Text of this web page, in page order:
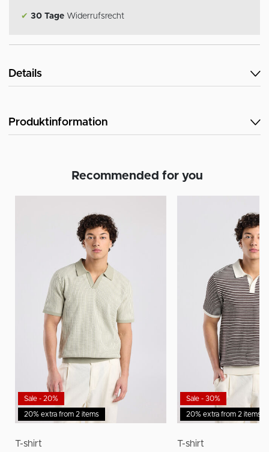
✔ 30 Tage Widerrufsrecht
Details
Produktinformation
Recommended for you
20% extra from 2 items
Sale - 20%
T-shirt
20% extra from 2 items
Sale - 30%
T-shirt